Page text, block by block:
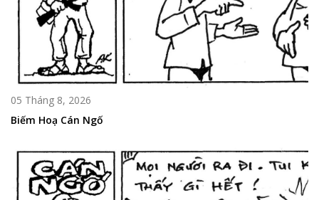
05 Tháng 8, 2026
Biếm Hoạ Cán Ngố